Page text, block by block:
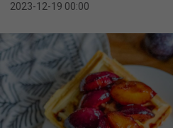
2023-12-19 00:00